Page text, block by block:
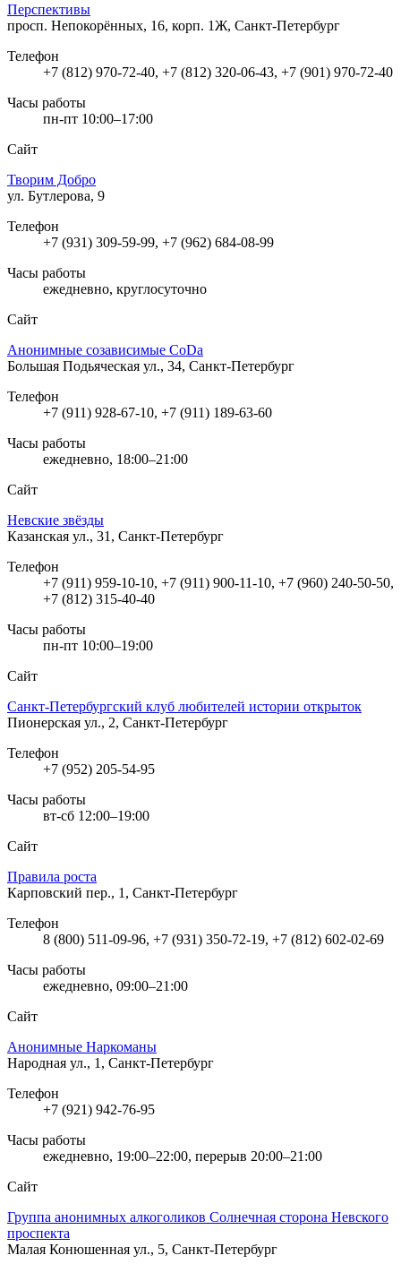
Перспективы
просп. Непокорённых, 16, корп. 1Ж, Санкт-Петербург
Телефон
+7 (812) 970-72-40, +7 (812) 320-06-43, +7 (901) 970-72-40
Часы работы
пн-пт 10:00–17:00
Сайт
Творим Добро
ул. Бутлерова, 9
Телефон
+7 (931) 309-59-99, +7 (962) 684-08-99
Часы работы
ежедневно, круглосуточно
Сайт
Анонимные созависимые CoDa
Большая Подьяческая ул., 34, Санкт-Петербург
Телефон
+7 (911) 928-67-10, +7 (911) 189-63-60
Часы работы
ежедневно, 18:00–21:00
Сайт
Невские звёзды
Казанская ул., 31, Санкт-Петербург
Телефон
+7 (911) 959-10-10, +7 (911) 900-11-10, +7 (960) 240-50-50,
+7 (812) 315-40-40
Часы работы
пн-пт 10:00–19:00
Сайт
Санкт-Петербургский клуб любителей истории открыток
Пионерская ул., 2, Санкт-Петербург
Телефон
+7 (952) 205-54-95
Часы работы
вт-сб 12:00–19:00
Сайт
Правила роста
Карповский пер., 1, Санкт-Петербург
Телефон
8 (800) 511-09-96, +7 (931) 350-72-19, +7 (812) 602-02-69
Часы работы
ежедневно, 09:00–21:00
Сайт
Анонимные Наркоманы
Народная ул., 1, Санкт-Петербург
Телефон
+7 (921) 942-76-95
Часы работы
ежедневно, 19:00–22:00, перерыв 20:00–21:00
Сайт
Группа анонимных алкоголиков Солнечная сторона Невского
проспекта
Малая Конюшенная ул., 5, Санкт-Петербург